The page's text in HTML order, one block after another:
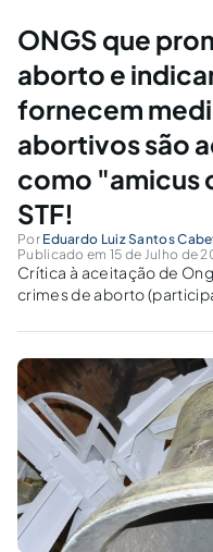
ONGS que
aborto e
fornecem
abortivos são
como "amicus
STF!
Por Eduardo Luiz Santos
Publicado em 15 de Julho de
Crítica à aceitação de
crimes de aborto
penal de anúncio de
"Amicus Curiae" para a
do aborto no STF.